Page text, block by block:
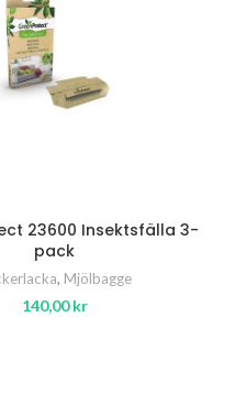
23600 Insektsfälla 3-
pack
, Mjölbagge
140,00kr